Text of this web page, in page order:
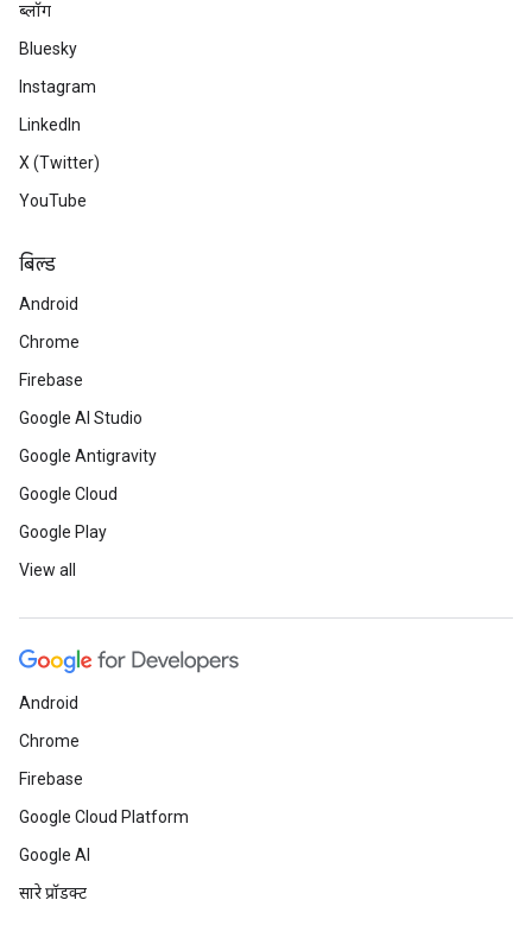
ब्लॉग
Bluesky
Instagram
LinkedIn
X (Twitter)
YouTube
बिल्ड
Android
Chrome
Firebase
Google AI Studio
Google Antigravity
Google Cloud
Google Play
View all
Android
Chrome
Firebase
Google Cloud Platform
Google AI
सारे प्रॉडक्ट